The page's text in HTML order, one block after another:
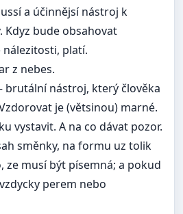
a účinnějsí nástroj k
Kdyz bude obsahovat
platí.
z nebes.
brutální nástroj, který člověka
je (větsinou) marné.
vystavit. A na co dávat pozor.
směnky, na formu uz tolik
ze musí být písemná; a pokud
perem nebo